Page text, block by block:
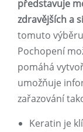
představuje
zdravějších a
tomuto
Pochopení
pomáhá
umožňuje
zařazování
Keratin je